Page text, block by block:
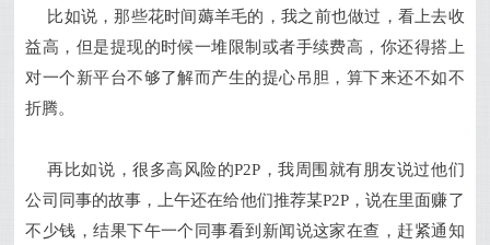
比如说，那些花时间薅羊毛的，我之前也做过，看上去收
益高，但是提现的时候一堆限制或者手续费高，你还得搭上
对一个新平台不够了解而产生的提心吊胆，算下来还不如不
折腾。
再比如说，很多高风险的P2P，我周围就有朋友说过他们
公司同事的故事，上午还在给他们推荐某P2P，说在里面赚了
不少钱，结果下午一个同事看到新闻说这家在查，赶紧通知